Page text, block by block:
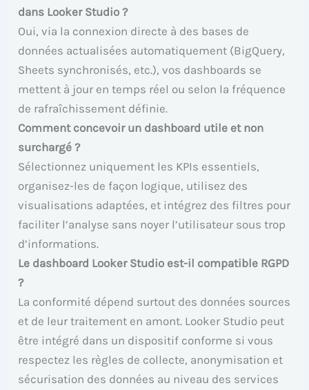
dans Looker Studio ?
Oui, via la connexion directe à des bases de
données actualisées automatiquement (BigQuery,
Sheets synchronisés, etc.), vos dashboards se
mettent à jour en temps réel ou selon la fréquence
de rafraîchissement définie.
Comment concevoir un dashboard utile et non
surchargé ?
Sélectionnez uniquement les KPIs essentiels,
organisez-les de façon logique, utilisez des
visualisations adaptées, et intégrez des filtres pour
faciliter l’analyse sans noyer l’utilisateur sous trop
d’informations.
Le dashboard Looker Studio est-il compatible RGPD
?
La conformité dépend surtout des données sources
et de leur traitement en amont. Looker Studio peut
être intégré dans un dispositif conforme si vous
respectez les règles de collecte, anonymisation et
sécurisation des données au niveau des services